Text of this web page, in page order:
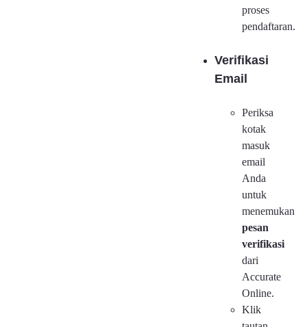
proses
pendaftaran.
Verifikasi
Email
Periksa
kotak
masuk
email
Anda
untuk
menemukan
pesan
verifikasi
dari
Accurate
Online.
Klik